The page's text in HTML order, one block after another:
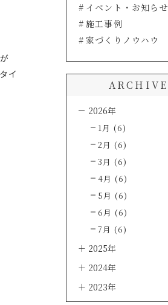
イ
イベント・お知らせ
施工事例
家づくりノウハウ
ARCHIVE
2026年
1月 (6)
2月 (6)
3月 (6)
4月 (6)
5月 (6)
6月 (6)
7月 (6)
2025年
2024年
2023年